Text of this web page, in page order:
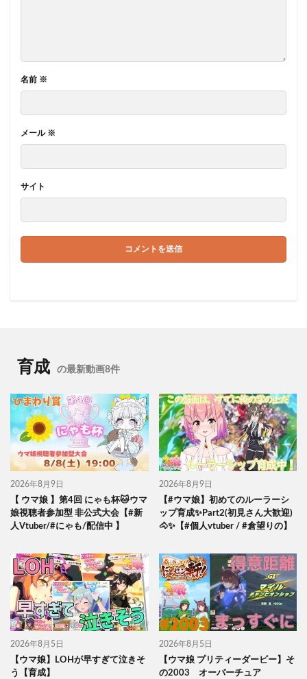
名前 ※
メール ※
サイト
育成 の最新動画8件
2026年8月9日
【 ウマ娘 】第4回 にゃも杯🐱ウマ
娘視聴者参加型 非公式大会【#新
人Vtuber/#にゃも/配信中 】
2026年8月9日
【#ウマ娘】初めてのルーラーシ
ップ育成✨Part2(初見さん大歓迎)
🐴✨【#個人vtuber / #倉望りの】
2026年8月5日
【ウマ娘】LOHが早すぎて泣きそ
う【育成】
2026年8月5日
【ウマ娘 プリティーダービー】そ
の2003 オーバーチュア